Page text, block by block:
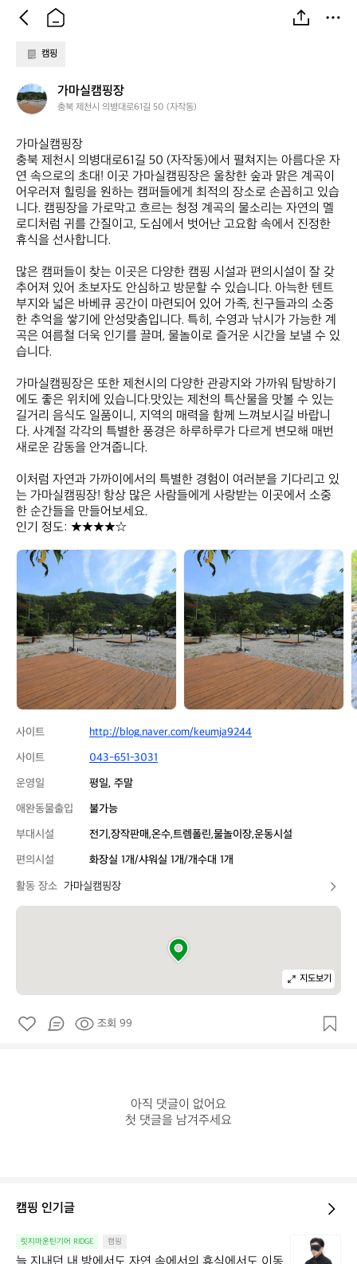
캠핑
가
마
캠
핑
장
가마실캠핑장
충북 제천시 의병대로61길 50 (자작동)
가마실캠핑장
충북 제천시 의병대로61길 50 (자작동)에서 펼쳐지는 아름다운 자
연 속으로의 초대! 이곳 가마실캠핑장은 울창한 숲과 맑은 계곡이
어우러져 힐링을 원하는 캠퍼들에게 최적의 장소로 손꼽히고 있습
니다. 캠핑장을 가로막고 흐르는 청정 계곡의 물소리는 자연의 멜
로디처럼 귀를 간질이고, 도심에서 벗어난 고요함 속에서 진정한
휴식을 선사합니다.
많은 캠퍼들이 찾는 이곳은 다양한 캠핑 시설과 편의시설이 잘 갖
추어져 있어 초보자도 안심하고 방문할 수 있습니다. 아늑한 텐트
부지와 넓은 바베큐 공간이 마련되어 있어 가족, 친구들과의 소중
한 추억을 쌓기에 안성맞춤입니다. 특히, 수영과 낚시가 가능한 계
곡은 여름철 더욱 인기를 끌며, 물놀이로 즐거운 시간을 보낼 수 있
습니다.
가마실캠핑장은 또한 제천시의 다양한 관광지와 가까워 탐방하기
에도 좋은 위치에 있습니다.맛있는 제천의 특산물을 맛볼 수 있는
길거리 음식도 일품이니, 지역의 매력을 함께 느껴보시길 바랍니
다. 사계절 각각의 특별한 풍경은 하루하루가 다르게 변모해 매번
새로운 감동을 안겨줍니다.
이처럼 자연과 가까이에서의 특별한 경험이 여러분을 기다리고 있
는 가마실캠핑장! 항상 많은 사람들에게 사랑받는 이곳에서 소중
한 순간들을 만들어보세요.
인기 정도: ★★★★☆
가
캠
핑
장
가
캠
핑
장
사이트
http://blog.naver.com/keumja9244
사이트
043-651-3031
운영일
평일, 주말
애완동물출입
불가능
부대시설
전기,장작판매,온수,트렘폴린,물놀이장,운동시설
편의시설
화장실 1개/샤워실 1개/개수대 1개
활동 장소 가마실캠핑장
지도보기
조회 99
아직 댓글이 없어요
첫 댓글을 남겨주세요
캠핑 인기글
릿지마운틴기어 RIDGE 캠핑